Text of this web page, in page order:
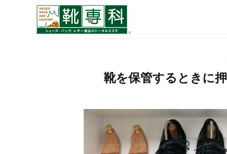
靴を保管するときに